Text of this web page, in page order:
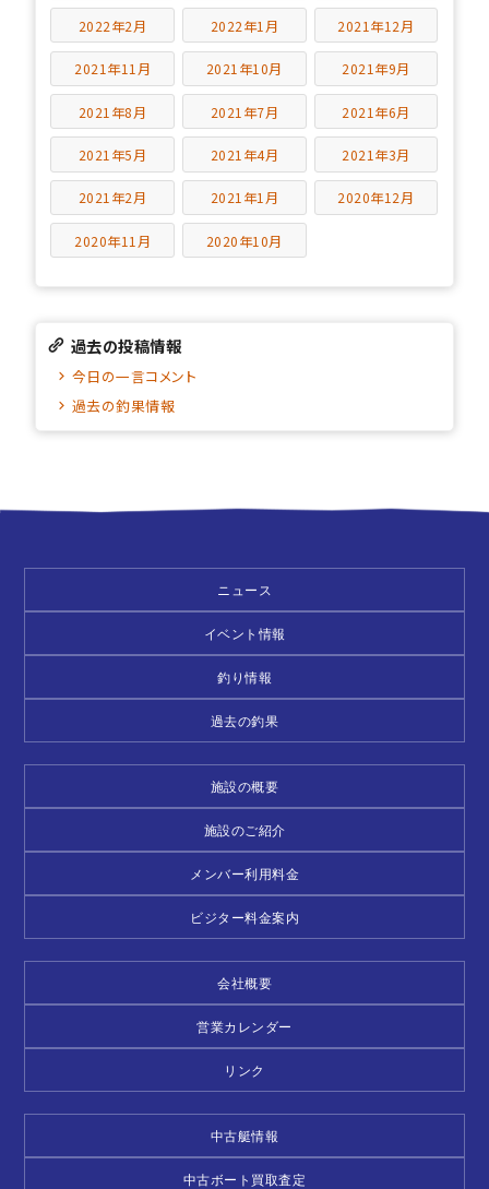
2022年2月 2022年1月 2021年12月
2021年11月 2021年10月 2021年9月
2021年8月 2021年7月 2021年6月
2021年5月 2021年4月 2021年3月
2021年2月 2021年1月 2020年12月
2020年11月 2020年10月
過去の投稿情報
今日の一言コメント
過去の釣果情報
ニュース
イベント情報
釣り情報
過去の釣果
施設の概要
施設のご紹介
メンバー利用料金
ビジター料金案内
会社概要
営業カレンダー
リンク
中古艇情報
中古ボート買取査定